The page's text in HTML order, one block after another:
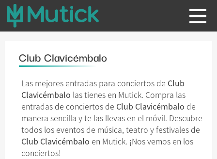
Club Clavicémbalo
Las mejores entradas para conciertos de Club
Clavicémbalo las tienes en Mutick. Compra las
entradas de conciertos de Club Clavicémbalo de
manera sencilla y te las llevas en el móvil. Descubre
todos los eventos de música, teatro y festivales de
Club Clavicémbalo en Mutick. ¡Nos vemos en los
conciertos!